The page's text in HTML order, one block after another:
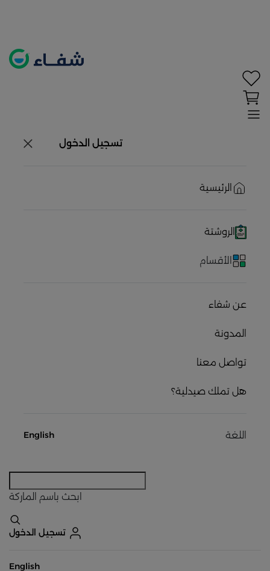
تسجيل الدخول
الرئيسية
الروشتة
الأقسام
عن شفاء
المدونة
تواصل معنا
هل تملك صيدلية؟
اللغة English
ابحث باسم الماركة
تسجيل الدخول
English